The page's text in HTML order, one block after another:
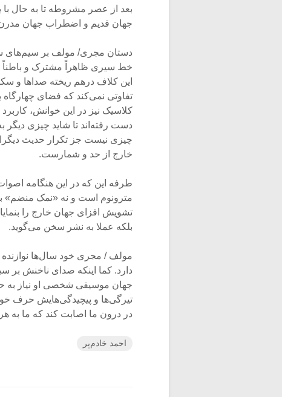
بعد از عصر مشروطه تا به حال با
جهان قدیم و اضطراب جهان
دستان مجری/ مولف بر سیم‌های
خط سیری ظاهراً مشترک و باطناً
این کلاف درهم ریخته صداها و
تفاوتی نمی‌کند که فضای
کلاسیک نیز در این خوانش،
دست رفته‌اند تا شاید چیزی
چیزی نیست جز تکرار حدیث
خارج از حد و شمارست.
طرفه این که در این هنگامه
مترونوم است و نه «نمک منضم»
تشویش افزای جهان خارج را
بلکه عملا به نشر سخن می‌گوید.
مولف / مجری خود سال‌ها
دارد. کما اینکه صدای ناخنش بر
جهان موسیقی شخصی او نیاز به
تیرگی‌ها و پیچیدگی‌هایش حرف
در درون ما اصابت کند که ما به
احمد خادم‌پر